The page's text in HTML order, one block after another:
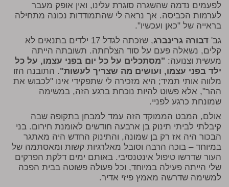
לפעמים נדמה שהשגרה סוגרת עלינו, ואין אופק מעבר
לערמות הכביסה. אך נראה לי שהתמודדות נכונה מתחילה
בראייה של "כאן ועכשיו".
גב' דבורה גרינברג
, שזכתה לגדל 17 ילדים בתנאים לא
קלים, נשאלה פעם על סוד הצלחתה. תשובתה הייתה
מעשית וצנועה: "מסתכלים על כל יום בפני עצמו, על כל
ילד בפני עצמו, ועושים מה שצריך לעשות". התובנה הזו
מלווה אותי תמיד; היא מזכירה לי שתפקידי אינו "לכבוש את
ההר", אלא פשוט להיות נוכחת ברגע הזה, במשימה
שמונחת כרגע לפניי.
אולם, המבט הממוקד הזה עמד למבחן בתקופה שבה
קיבלתי לביתי תינוק בן ארבעה חודשים לאומנת חירום. בני
הבכור היה אז רק בן שמונה, והתינוק החדש היה מאתגר
במיוחד – בוכה הרבה וסובל מאלרגיות קשות ומאסתמה של
העור שדרשו טיפול אינטנסיבי. באותם ימים דלקת הפרקים
שלי הייתה פעילה במיוחד, וכל פעולה פשוטה בבית הפכה
למשימה שדרשה מאמץ פיזי אדיר.